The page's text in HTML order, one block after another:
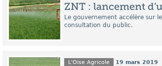
ZNT : lancement
Le gouvernement accélère sur
consultation du public.
L'Oise Agricole 19 mars 2019